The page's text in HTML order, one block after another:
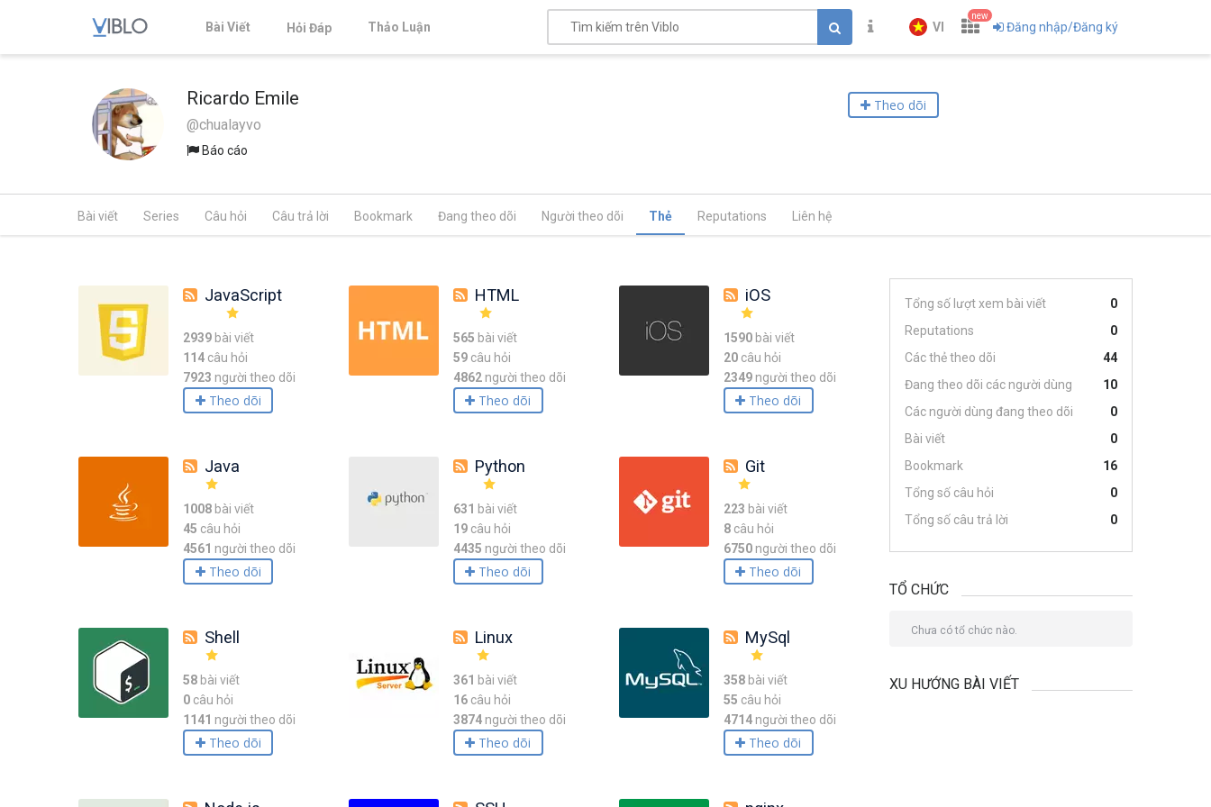
Bài Viết Hỏi Đáp Thảo Luận VI
new
Đăng nhập/Đăng ký
Ricardo Emile
@chualayvo
Báo cáo
Theo dõi
Bài viết Series Câu hỏi Câu trả lời Bookmark Đang theo dõi Người theo dõi Thẻ Reputations Liên hệ
JavaScript
2939 bài viết
114 câu hỏi
7923 người theo dõi
Theo dõi
HTML
565 bài viết
59câu hỏi
4862 người theo dõi
Theo dõi
iOS
1590bài viết
20câu hỏi
2349 người theo dõi
Theo dõi
Java
1008 bài viết
45 câu hỏi
4561 người theo dõi
Theo dõi
Python
631 bài viết
19câu hỏi
4435 người theo dõi
Theo dõi
Git
223 bài viết
8câu hỏi
6750 người theo dõi
Theo dõi
Shell
58 bài viết
0 câu hỏi
1141 người theo dõi
Theo dõi
Linux
361 bài viết
16câu hỏi
3874 người theo dõi
Theo dõi
MySql
358bài viết
55 câu hỏi
4714 người theo dõi
Theo dõi
Tổng số lượt xem bài viết
0
Reputations
0
Các thẻ theo dõi
44
Đang theo dõi các người dùng
10
Các người dùng đang theo dõi
0
Bài viết
0
Bookmark
16
Tổng số câu hỏi
0
Tổng số câu trả lời
0
TỔ CHỨC
Chưa có tổ chức nào.
XU HƯỚNG BÀI VIẾT